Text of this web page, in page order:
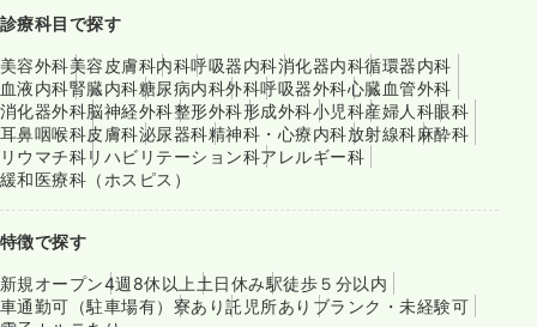
診療科目で探す
美容外科美容皮膚科内科呼吸器内科消化器内科循環器内科
血液内科腎臓内科糖尿病内科外科呼吸器外科心臓血管外科
消化器外科脳神経外科整形外科形成外科小児科産婦人科眼科
耳鼻咽喉科皮膚科泌尿器科精神科・心療内科放射線科麻酔科
リウマチ科リハビリテーション科アレルギー科
緩和医療科（ホスピス）
特徴で探す
新規オープン4週8休以上 土日休み駅徒歩５分以内
車通勤可（駐車場有） 寮あり託児所あり ブランク・未経験可